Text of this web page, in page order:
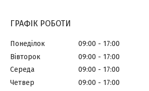
ГРАФІК РОБОТИ
Понеділок 09:00
17:00
Вівторок
09:00
17:00
Середа
09:00
17:00
Четвер
09:00
17:00